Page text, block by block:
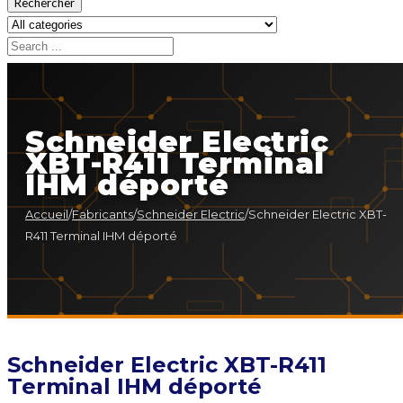
Schneider Electric
XBT-R411 Terminal
IHM déporté
Accueil/Fabricants/Schneider Electric/Schneider Electric XBT-
R411 Terminal IHM déporté
Schneider Electric XBT-R411
Terminal IHM déporté